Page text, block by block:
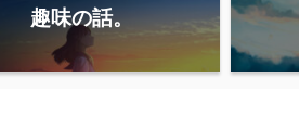
趣味の話。